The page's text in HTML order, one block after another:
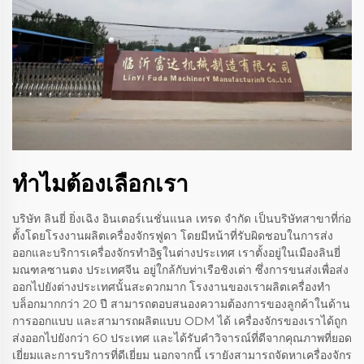
ทำไมต้องเลือกเรา
บริษัท ลินยี่ ยิ่งเฉิง อินเตอร์เนชั่นแนล เทรด จำกัด เป็นบริษัทสาขาที่ก่อ
ตั้งโดยโรงงานผลิตเครื่องจักรฟูดา โดยมีหน้าที่รับผิดชอบในการส่ง
ออกและบริการเครื่องจักรทำอิฐในต่างประเทศ เราตั้งอยู่ในเมืองลินยี่
มณฑลซานตง ประเทศจีน อยู่ใกล้กับท่าเรือชิงเต่า ซึ่งการขนส่งเพื่อส่ง
ออกไปยังต่างประเทศนั้นสะดวกมาก โรงงานของเราผลิตเครื่องทำ
บล็อกมากกว่า 20 ปี สามารถตอบสนองความต้องการของลูกค้าในด้าน
การออกแบบ และสามารถผลิตแบบ ODM ได้ เครื่องจักรของเราได้ถูก
ส่งออกไปยังกว่า 60 ประเทศ และได้รับคำวิจารณ์ที่ดีจากคุณภาพที่ยอด
เยี่ยมและการบริการที่ดีเยี่ยม นอกจากนี้ เรายังสามารถจัดหาเครื่องจักร